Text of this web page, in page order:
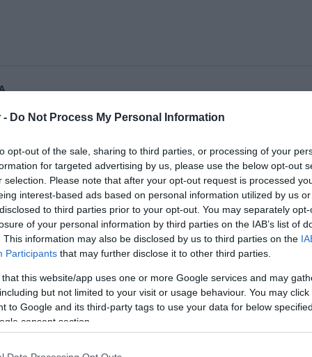
- Do Not Process My Personal Information
opt-out of the sale, sharing to third parties, or processing of your
for targeted advertising by us, please use the below opt-out
selection. Please note that after your opt-out request is processed
interest-based ads based on personal information utilized by us
to third parties prior to your opt-out. You may separately
of your personal information by third parties on the IAB’s list of
This information may also be disclosed by us to third parties on the
Participants that may further disclose it to other third parties.
that this website/app uses one or more Google services and may
but not limited to your visit or usage behaviour. You may
to Google and its third-party tags to use your data for below
consent section.
πρόταση για την
τον κίνδυνο εξέλιξης της νόσου κατά 64%
- 08:35
ξεκινά κλινική δοκιμή για